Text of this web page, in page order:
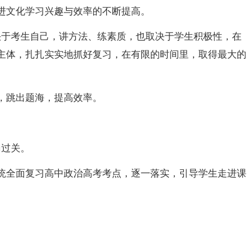
化学习兴趣与效率的不断提高。
考生自己，讲方法、练素质，也取决于学生积极性，在
，扎扎实实地抓好复习，在有限的时间里，取得最大的
出题海，提高效率。
关。
面复习高中政治高考考点，逐一落实，引导学生走进课